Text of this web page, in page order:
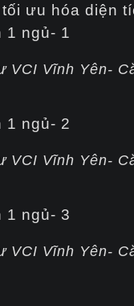
ưu hóa diện
VCI Vĩnh Yên-
VCI Vĩnh Yên-
VCI Vĩnh Yên-